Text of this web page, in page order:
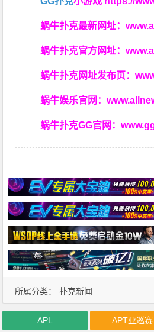
蜗牛扑克最新网址：
蜗牛扑克官方网址：
蜗牛扑克网址发布页：
蜗牛娱乐官网：
蜗牛扑克GG官网：
所属分类： 扑克新闻
APL APT亚巡赛